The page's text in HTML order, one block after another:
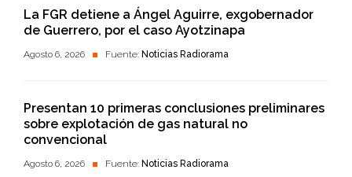
La FGR detiene a Ángel Aguirre, exgobernador
de Guerrero, por el caso Ayotzinapa
Agosto 6, 2026 Fuente: Noticias Radiorama
Presentan 10 primeras conclusiones preliminares
sobre explotación de gas natural no
convencional
Agosto 6, 2026 Fuente: Noticias Radiorama